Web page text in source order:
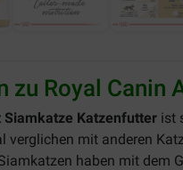
zu Royal Canin
Siamkatze Katzenfutter ist
verglichen mit anderen
haben mit dem